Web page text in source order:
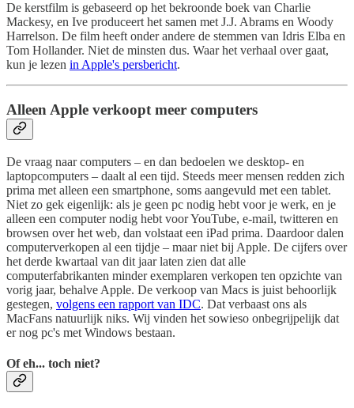
De kerstfilm is gebaseerd op het bekroonde boek van Charlie
Mackesy, en Ive produceert het samen met J.J. Abrams en Woody
Harrelson. De film heeft onder andere de stemmen van Idris Elba en
Tom Hollander. Niet de minsten dus. Waar het verhaal over gaat,
kun je lezen in Apple's persbericht.
Alleen Apple verkoopt meer computers
De vraag naar computers – en dan bedoelen we desktop- en
laptopcomputers – daalt al een tijd. Steeds meer mensen redden zich
prima met alleen een smartphone, soms aangevuld met een tablet.
Niet zo gek eigenlijk: als je geen pc nodig hebt voor je werk, en je
alleen een computer nodig hebt voor YouTube, e-mail, twitteren en
browsen over het web, dan volstaat een iPad prima. Daardoor dalen
computerverkopen al een tijdje – maar niet bij Apple. De cijfers over
het derde kwartaal van dit jaar laten zien dat alle
computerfabrikanten minder exemplaren verkopen ten opzichte van
vorig jaar, behalve Apple. De verkoop van Macs is juist behoorlijk
gestegen, volgens een rapport van IDC. Dat verbaast ons als
MacFans natuurlijk niks. Wij vinden het sowieso onbegrijpelijk dat
er nog pc's met Windows bestaan.
Of eh... toch niet?